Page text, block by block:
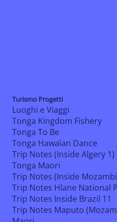
Turismo Progetti
Luoghi e Viaggi
Tonga Kingdom Fishery
Tonga To Be
Tonga Hawaìan Dance
Trip Notes (Inside Algery 1)
Tonga Maori
Trip Notes (Inside
Trip Notes Hlane National
Trip Notes Inside Brazil 11
Trip Notes Maputo